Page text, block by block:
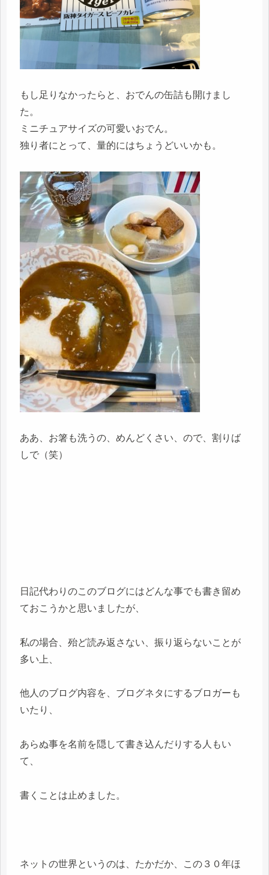
もし足りなかったらと、おでんの缶詰も開けまし
た。
ミニチュアサイズの可愛いおでん。
独り者にとって、量的にはちょうどいいかも。
ああ、お箸も洗うの、めんどくさい、ので、割りば
しで（笑）
日記代わりのこのブログにはどんな事でも書き留め
ておこうかと思いましたが、
私の場合、殆ど読み返さない、振り返らないことが
多い上、
他人のブログ内容を、ブログネタにするブロガーも
いたり、
あらぬ事を名前を隠して書き込んだりする人もい
て、
書くことは止めました。
ネットの世界というのは、たかだか、この３０年ほ